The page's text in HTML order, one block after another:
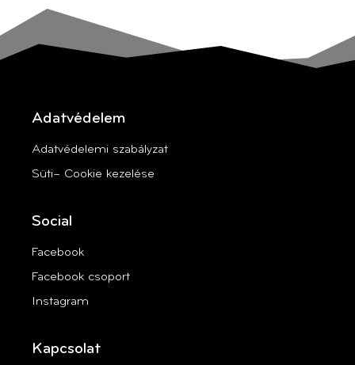
Adatvédelem
Adatvédelemi szabályzat
Süti– Cookie kezelése
Social
Facebook
Facebook csoport
Instagram
Kapcsolat